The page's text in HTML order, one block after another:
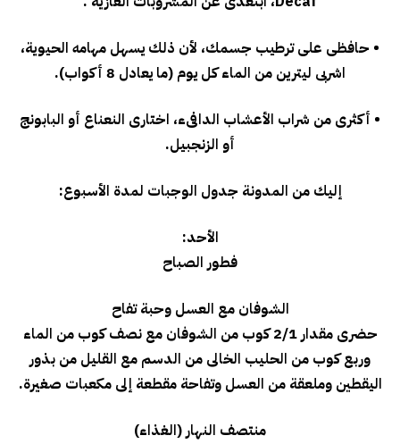
• حافظى على ترطيب جسمك، لأن ذلك يسهل مهامه الحيوية،
اشربى ليترين من الماء كل يوم (ما يعادل 8 أكواب).
• أكثرى من شراب الأعشاب الدافىء، اختارى النعناع أو البابونج
أو الزنجبيل.
إليك من المدونة جدول الوجبات لمدة الأسبوع:
الأحد:
فطور الصباح
الشوفان مع العسل وحبة تفاح
حضرى مقدار 2/1 كوب من الشوفان مع نصف كوب من الماء
وربع كوب من الحليب الخالى من الدسم مع القليل من بذور
اليقطين وملعقة من العسل وتفاحة مقطعة إلى مكعبات صغيرة.
منتصف النهار (الغذاء)